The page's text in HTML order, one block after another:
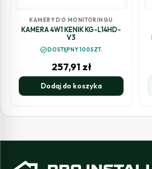
KAMERY DO MONITORINGU
KAMERA 4W1 KENIK KG-L14HD-
V3
check_circleDOSTĘPNY 100SZT.
257,91 zł
Dodaj do koszyka